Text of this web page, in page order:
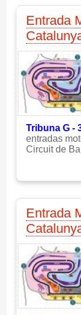
Entrada
Tribuna G -
entradas
Circuit de
Entrada